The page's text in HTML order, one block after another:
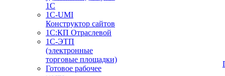
1С
1С-UMI
Конструктор сайтов
1С:КП Отраслевой
1С-ЭТП
(электронные
торговые площадки)
Готовое рабочее